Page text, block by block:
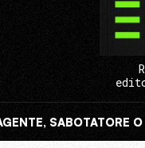
SABOTATORE